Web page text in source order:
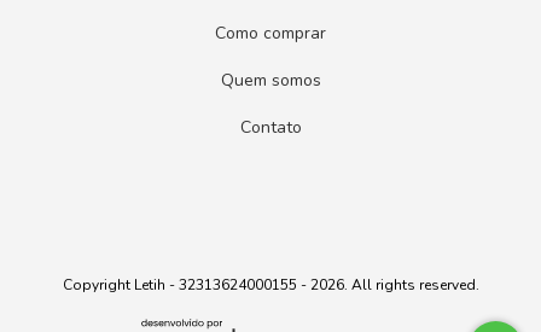
Como comprar
Quem somos
Contato
Copyright Letih - 32313624000155 - 2026. All rights reserved.